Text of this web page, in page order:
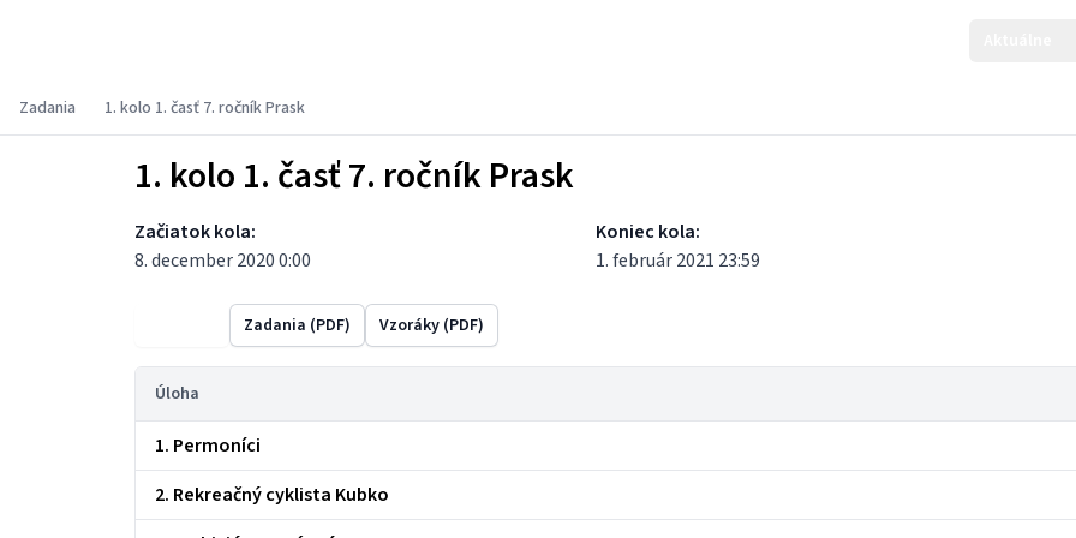
Zadania 1. kolo 1. časť 7. ročník Prask
1. kolo 1. časť 7. ročník Prask
Začiatok kola:
8. december 2020 0:00
Koniec kola:
1. február 2021 23:59
Zadania (PDF) Vzoráky (PDF)
Úloha
1. Permoníci
2. Rekreačný cyklista Kubko